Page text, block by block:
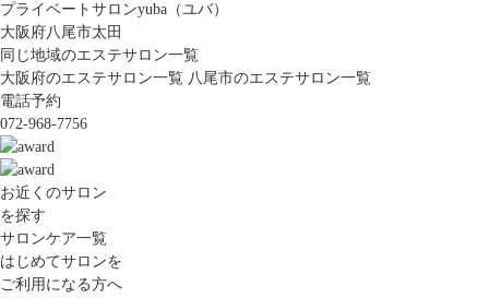
プライベートサロンyuba（ユバ）
大阪府八尾市太田
同じ地域のエステサロン一覧
大阪府のエステサロン一覧 八尾市のエステサロン一覧
電話予約
072-968-7756
お近くのサロン
を探す
サロンケア一覧
はじめてサロンを
ご利用になる方へ